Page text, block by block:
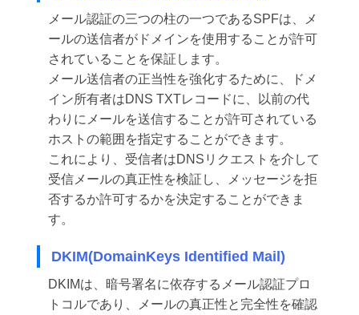
メール認証の三つの柱の一つであるSPFは、メ
ールの送信者がドメインを使用することが許可
されていることを保証します。
メール送信者の正当性を強化するために、ドメ
イン所有者はDNS TXTレコードに、以前の代
わりにメールを送信することが許可されている
ホストの範囲を指定することができます。
これにより、受信者はDNSリクエストを介して
受信メールの真正性を検証し、メッセージを拒
否するか許可するかを決定することができま
す。
DKIM(DomainKeys Identified Mail)
DKIMは、暗号署名に依存するメール認証プロ
トコルであり、メールの真正性と完全性を確認